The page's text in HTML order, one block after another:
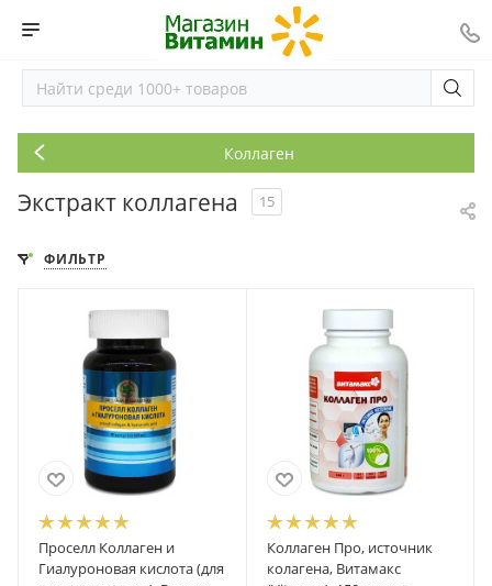
Коллаген
Экстракт коллагена 15
ФИЛЬТР
Проселл Коллаген и
Гиалуроновая кислота (для
Коллаген Про, источник
колагена, Витамакс